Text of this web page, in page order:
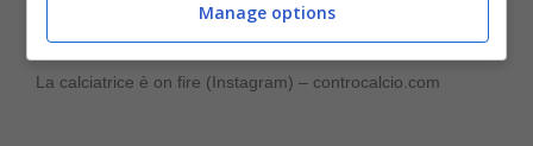
La calciatrice è on fire (Instagram) – controcalcio.com
Manage options